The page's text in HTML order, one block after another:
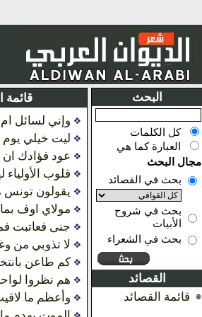
البحث
كل الكلمات
العبارة كما هي
مجال البحث
بحث في القصائد
بحث في شروح
الأبيات
بحث في الشعراء
القصائد
قائمة القصائد
قائمة
وإني لسائل ام
ليت خيلي يوم
عود فؤادك ان
قلوب
يقولون
مولاي اوف
جنى فعاتبت
لا تذوبي من
كم طاعن
هم نظروا
وأعظم ما